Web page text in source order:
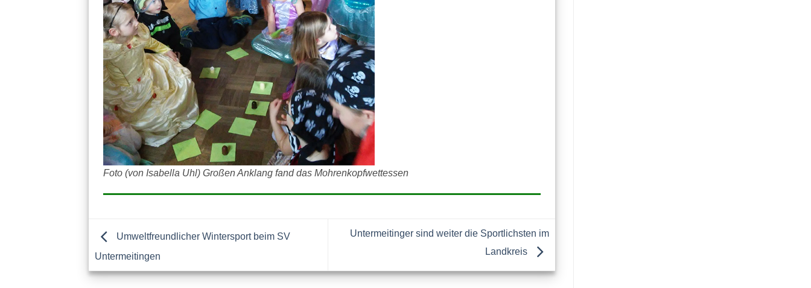
Foto (von Isabella Uhl) Großen Anklang fand das Mohrenkopfwettessen
Umwelt­freundlicher Wintersport beim SV
Untermeitingen
Untermeitinger sind weiter die Sportlichsten im
Landkreis